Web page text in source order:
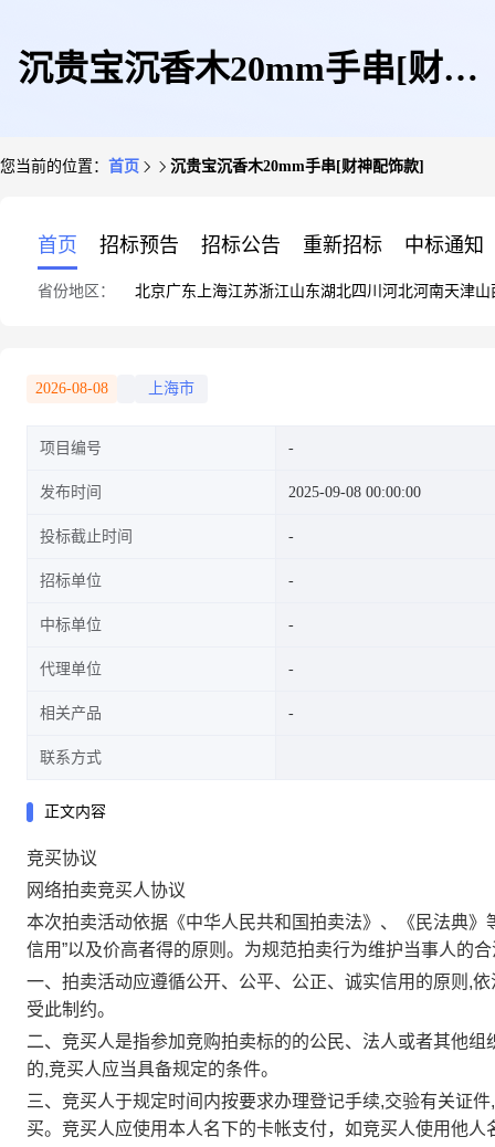
沉贵宝沉香木20mm手串[财神
您当前的位置： 首页 沉贵宝沉香木20mm手串[财神配饰款]
首页 招标预告 招标公告 重新招标 中标通知
省份地区： 北京广东 上海江苏浙江山东湖北四川 河北河南天津山
2026-08-08 上海市
项目编号
发布时间 2025-09-08 00:00:00
投标截止时间
招标单位
中标单位
代理单位
相关产品
联系方式
正文内容
竞买协议
网络拍卖竞买人协议
本次拍卖活动依据《中华人民共和国拍卖法》、《民法典
信用”以及价高者得的原则。为规范拍卖行为维护当事人的
一、拍卖活动应遵循公开、公平、公正、诚实信用的原则,
受此制约。
二、竞买人是指参加竞购拍卖标的的公民、法人或者其他
的,竞买人应当具备规定的条件。
三、竞买人于规定时间内按要求办理登记手续,交验有关证
买。竞买人应使用本人名下的卡帐支付，如竞买人使用他